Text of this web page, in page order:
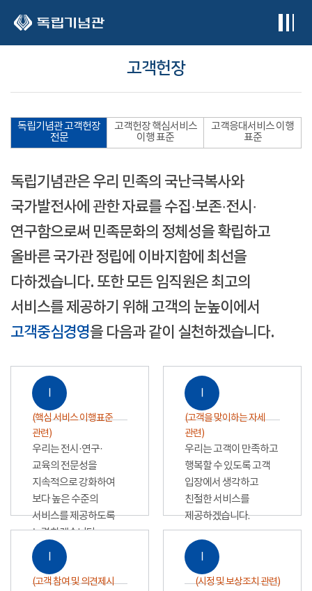
고객헌장
독립기념관 고객헌장
전문
고객헌장 핵심서비스
이행 표준
고객응대서비스 이행
표준
독립기념관은 우리 민족의 국난극복사와
국가발전사에 관한 자료를 수집·보존·전시·
연구함으로써 민족문화의 정체성을 확립하고
올바른 국가관 정립에 이바지함에 최선을
다하겠습니다. 또한 모든 임직원은 최고의
서비스를 제공하기 위해 고객의 눈높이에서
고객중심경영을 다음과 같이 실천하겠습니다.
Ⅰ
(핵심 서비스 이행표준
관련)
우리는 전시·연구·
교육의 전문성을
지속적으로 강화하여
보다 높은 수준의
서비스를 제공하도록
노력하겠습니다.
Ⅰ
(고객을 맞이하는 자세
관련)
우리는 고객이 만족하고
행복할 수 있도록 고객
입장에서 생각하고
친절한 서비스를
제공하겠습니다.
Ⅰ
(고객 참여 및 의견제시
Ⅰ
(시정 및 보상조치 관련)